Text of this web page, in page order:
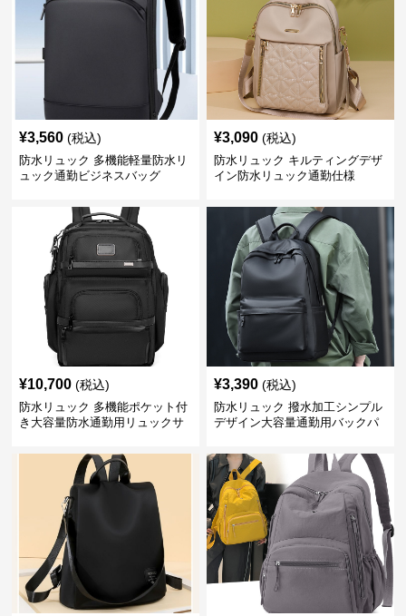
¥3,560 (税込)
防水リュック 多機能軽量防水リ
ュック通勤ビジネスバッグ
¥3,090 (税込)
防水リュック キルティングデザ
イン防水リュック通勤仕様
¥10,700 (税込)
防水リュック 多機能ポケット付
き大容量防水通勤用リュックサ
¥3,390 (税込)
防水リュック 撥水加工シンプル
デザイン大容量通勤用バックパ